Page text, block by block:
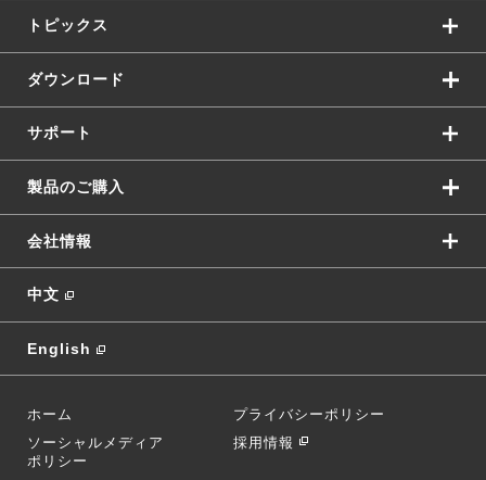
トピックス
ダウンロード
サポート
製品のご購入
会社情報
中文
English
ホーム
プライバシーポリシー
ソーシャルメディア
ポリシー
採用情報